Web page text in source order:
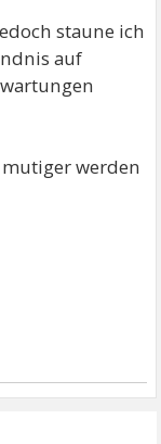
staune ich
auf
werden